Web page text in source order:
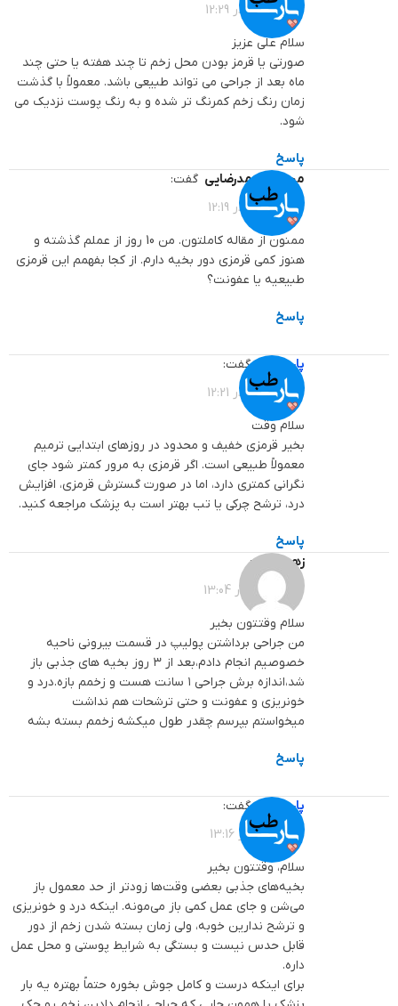
1405-03-16 در 12:29
سلام علی عزیز
صورتی یا قرمز بودن محل زخم تا چند هفته یا حتی چند
ماه بعد از جراحی می تواند طبیعی باشد. معمولاً با گذشت
زمان رنگ زخم کمرنگ تر شده و به رنگ پوست نزدیک می
شود.
پاسخ
محمد محمدرضایی گفت:
1405-03-16 در 12:19
ممنون از مقاله کاملتون. من 10 روز از عملم گذشته و
هنوز کمی قرمزی دور بخیه دارم. از کجا بفهمم این قرمزی
طبیعیه یا عفونت؟
پاسخ
پارساطب گفت:
1405-03-16 در 12:21
سلام وقت
بخیر قرمزی خفیف و محدود در روزهای ابتدایی ترمیم
معمولاً طبیعی است. اگر قرمزی به مرور کمتر شود جای
نگرانی کمتری دارد، اما در صورت گسترش قرمزی، افزایش
درد، ترشح چرکی یا تب بهتر است به پزشک مراجعه کنید.
پاسخ
زهرا
گفت:
1404-09-07 در 13:04
سلام وقتتون بخیر
من جراحی برداشتن پولیپ در قسمت بیرونی ناحیه
خصوصیم انجام دادم،بعد از ۳ روز بخیه های جذبی باز
شد،اندازه برش جراحی ۱ سانت هست و زخمم بازه.درد و
خونریزی و عفونت و حتی ترشحات هم نداشت
میخواستم بپرسم چقدر طول میکشه زخمم بسته بشه
پاسخ
پارساطب گفت:
1404-09-10 در 13:16
سلام، وقتتون بخیر
بخیه‌های جذبی بعضی وقت‌ها زودتر از حد معمول باز
می‌شن و جای عمل کمی باز می‌مونه. اینکه درد و خونریزی
و ترشح ندارین خوبه، ولی زمان بسته شدن زخم از دور
قابل حدس نیست و بستگی به شرایط پوستی و محل عمل
داره.
برای اینکه درست و کامل جوش بخوره حتماً بهتره یه بار